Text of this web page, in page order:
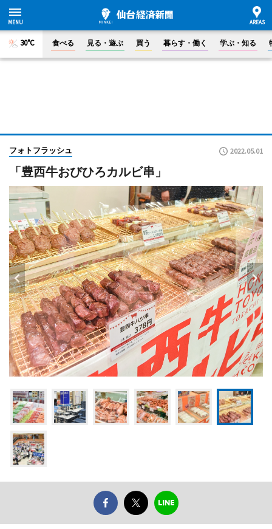
30°C 食べる 見る・遊ぶ 買う 暮らす・働く 学ぶ・知る
フォトフラッシュ 2022.05.01
「豊西牛おびひろカルビ串」